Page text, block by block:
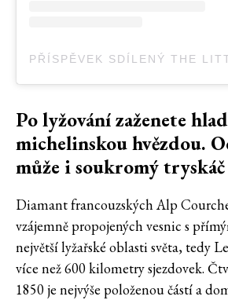
Po lyžování zaženete hlad
michelinskou hvězdou.
může i soukromý tryskáč
Diamant francouzských Alp
vzájemně propojených vesnic s
největší lyžařské oblasti světa, tedy
více než 600 kilometry sjezdovek.
1850 je nejvýše položenou částí a